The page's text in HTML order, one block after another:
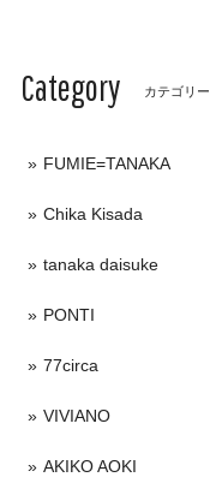
Category カテゴリー
FUMIE=TANAKA
Chika Kisada
tanaka daisuke
PONTI
77circa
VIVIANO
AKIKO AOKI